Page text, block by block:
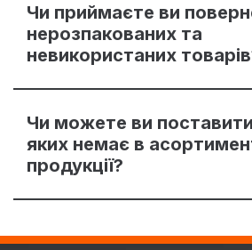
Чи приймаєте ви
нерозпакованих та
невикористаних
Чи можете ви
яких немає в
продукції?